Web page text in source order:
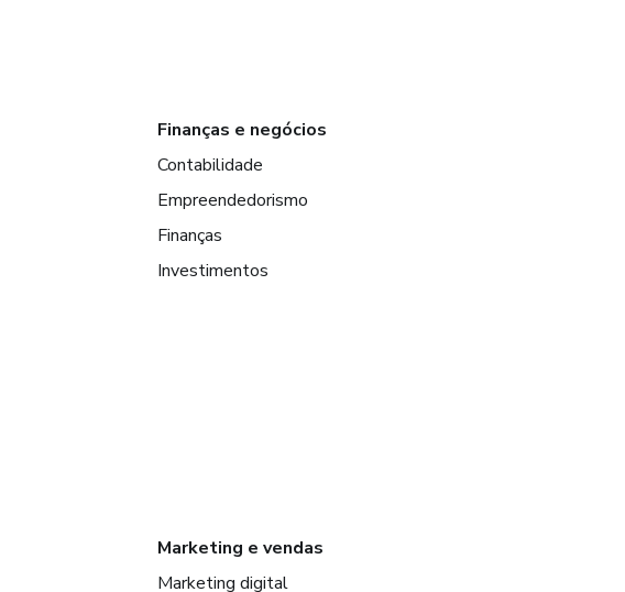
Finanças e negócios
Contabilidade
Empreendedorismo
Finanças
Investimentos
Marketing e vendas
Marketing digital